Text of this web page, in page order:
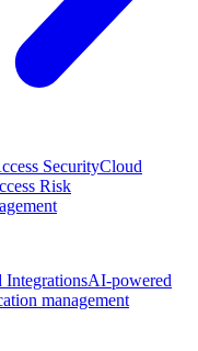
SecurityCloud
Risk
IntegrationsAI-powered
management